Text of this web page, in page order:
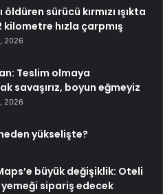
öldüren sürücü kırmızı ışıkta
kilometre hızla çarpmış
2026
Teslim olmaya
savaşırız, boyun eğmeyiz
2026
yükselişte?
büyük değişiklik: Oteli
sipariş edecek